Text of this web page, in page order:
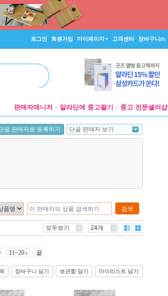
로그인 회원가입 마이페이지 고객센터 장바구니(0)
판매자매니저 알라딘에 중고팔기 중고 전문셀러샵
골 판매자로 등록하기 단골 판매자 보기
검색
모두보기 24개
11~20 끝
장바구니 담기 보관함 담기 마이리스트 담기